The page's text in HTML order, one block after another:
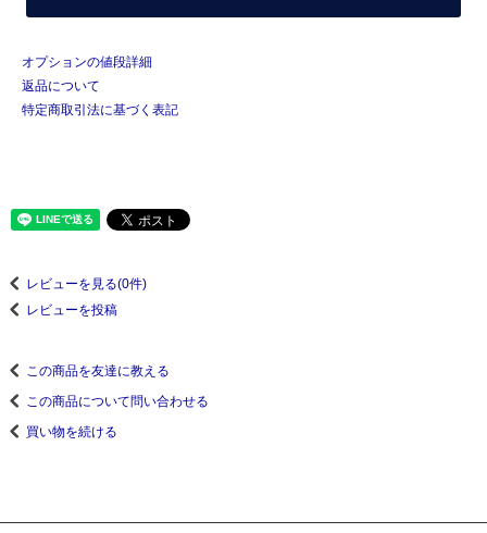
オプションの値段詳細
返品について
特定商取引法に基づく表記
レビューを見る(0件)
レビューを投稿
この商品を友達に教える
この商品について問い合わせる
買い物を続ける